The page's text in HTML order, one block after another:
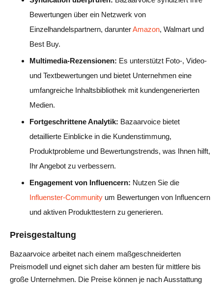
Bewertungen über ein Netzwerk von
Einzelhandelspartnern, darunterAmazon, Walmart und
Best Buy.
Multimedia-Rezensionen: Es unterstützt Foto-, Video-
und Textbewertungen und bietet Unternehmen eine
umfangreiche Inhaltsbibliothek mit kundengenerierten
Medien.
Fortgeschrittene Analytik: Bazaarvoice bietet
detaillierte Einblicke in die Kundenstimmung,
Produktprobleme und Bewertungstrends, was Ihnen hilft,
Ihr Angebot zu verbessern.
Engagement von Influencern: Nutzen Sie die
Influenster-Community um Bewertungen von Influencern
und aktiven Produkttestern zu generieren.
Preisgestaltung
Bazaarvoice arbeitet nach einem maßgeschneiderten
Preismodell und eignet sich daher am besten für mittlere bis
große Unternehmen. Die Preise können je nach Ausstattung